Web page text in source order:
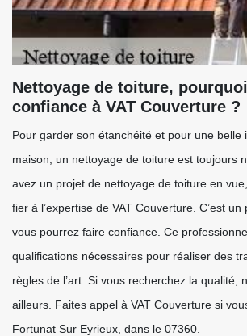
Nettoyage de toiture,
confiance à VAT Couverture ?
Pour garder son étanchéité et pour une belle
maison, un nettoyage de toiture est toujours
avez un projet de nettoyage de toiture en
fier à l’expertise de VAT Couverture. C’est
vous pourrez faire confiance. Ce
qualifications nécessaires pour réaliser des
règles de l’art. Si vous recherchez la qualité,
ailleurs. Faites appel à VAT Couverture si
Fortunat Sur Eyrieux, dans le 07360.